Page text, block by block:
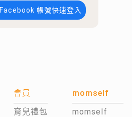
Facebook 帳號快速登入
會員
育兒禮包
momself
momself